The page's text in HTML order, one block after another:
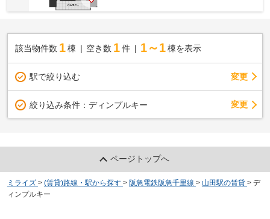
該当物件数 1棟 空き数 1 件 1～1 棟を表示
駅で絞り込む 変更
絞り込み条件： ディンプルキー 変更
ページトップへ
ミライズ > (賃貸)路線・駅から探す > 阪急電鉄阪急千里線 > 山田駅の賃貸 > デ
ィンプルキー